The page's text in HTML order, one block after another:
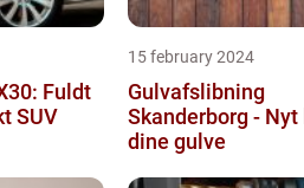
Fuldt
SUV
15 february 2024
Gulvafslibning
Skanderborg - Nyt
dine gulve